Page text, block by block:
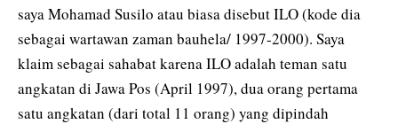
saya Mohamad Susilo atau biasa disebut ILO (kode dia
sebagai wartawan zaman bauhela/ 1997-2000). Saya
klaim sebagai sahabat karena ILO adalah teman satu
angkatan di Jawa Pos (April 1997), dua orang pertama
satu angkatan (dari total 11 orang) yang dipindah